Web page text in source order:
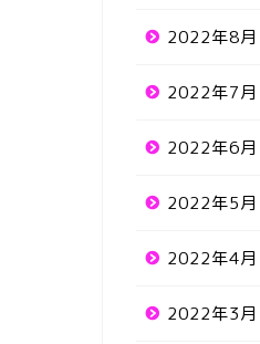
2022年8月
2022年7月
2022年6月
2022年5月
2022年4月
2022年3月